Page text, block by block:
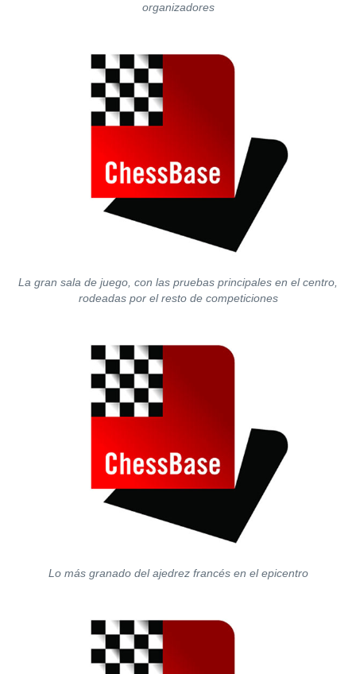
organizadores
La gran sala de juego, con las pruebas principales en el centro,
rodeadas por el resto de competiciones
Lo más granado del ajedrez francés en el epicentro